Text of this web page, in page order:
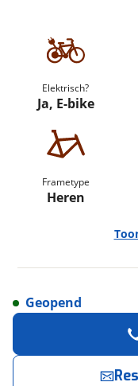
Elektrisch?
Ja, E-bike
Frametype
Heren
Geopend
Reserveer
Jansen